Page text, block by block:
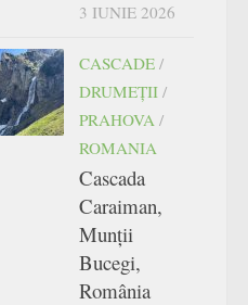
3 IUNIE 2026
CASCADE /
DRUMEŢII /
PRAHOVA /
ROMANIA
Cascada
Caraiman,
Munții
Bucegi,
România